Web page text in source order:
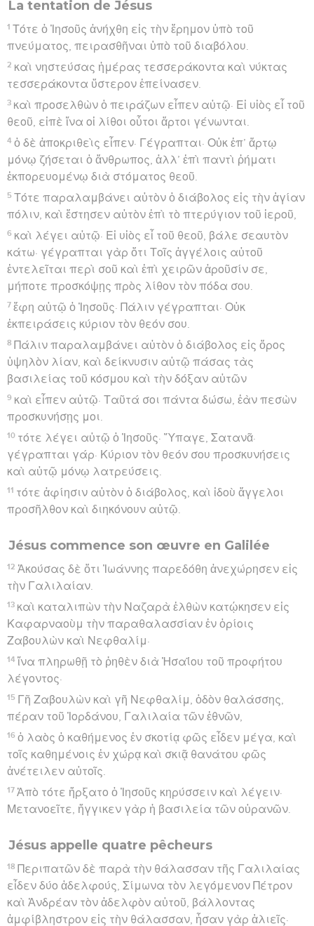
La tentation de Jésus
1 Τότε ὁ Ἰησοῦς ἀνήχθη εἰς τὴν ἔρημον ὑπὸ τοῦ
πνεύματος, πειρασθῆναι ὑπὸ τοῦ διαβόλου.
2 καὶ νηστεύσας ἡμέρας τεσσεράκοντα καὶ νύκτας
τεσσεράκοντα ὕστερον ἐπείνασεν.
3 καὶ προσελθὼν ὁ πειράζων εἶπεν αὐτῷ· Εἰ υἱὸς εἶ τοῦ
θεοῦ, εἰπὲ ἵνα οἱ λίθοι οὗτοι ἄρτοι γένωνται.
4 ὁ δὲ ἀποκριθεὶς εἶπεν· Γέγραπται· Οὐκ ἐπ’ ἄρτῳ
μόνῳ ζήσεται ὁ ἄνθρωπος, ἀλλ’ ἐπὶ παντὶ ῥήματι
ἐκπορευομένῳ διὰ στόματος θεοῦ.
5 Τότε παραλαμβάνει αὐτὸν ὁ διάβολος εἰς τὴν ἁγίαν
πόλιν, καὶ ἔστησεν αὐτὸν ἐπὶ τὸ πτερύγιον τοῦ ἱεροῦ,
6 καὶ λέγει αὐτῷ· Εἰ υἱὸς εἶ τοῦ θεοῦ, βάλε σεαυτὸν
κάτω· γέγραπται γὰρ ὅτι Τοῖς ἀγγέλοις αὐτοῦ
ἐντελεῖται περὶ σοῦ καὶ ἐπὶ χειρῶν ἀροῦσίν σε,
μήποτε προσκόψῃς πρὸς λίθον τὸν πόδα σου.
7 ἔφη αὐτῷ ὁ Ἰησοῦς· Πάλιν γέγραπται· Οὐκ
ἐκπειράσεις κύριον τὸν θεόν σου.
8 Πάλιν παραλαμβάνει αὐτὸν ὁ διάβολος εἰς ὄρος
ὑψηλὸν λίαν, καὶ δείκνυσιν αὐτῷ πάσας τὰς
βασιλείας τοῦ κόσμου καὶ τὴν δόξαν αὐτῶν
9 καὶ εἶπεν αὐτῷ· Ταῦτά σοι πάντα δώσω, ἐὰν πεσὼν
προσκυνήσῃς μοι.
10 τότε λέγει αὐτῷ ὁ Ἰησοῦς· Ὕπαγε, Σατανᾶ·
γέγραπται γάρ· Κύριον τὸν θεόν σου προσκυνήσεις
καὶ αὐτῷ μόνῳ λατρεύσεις.
11 τότε ἀφίησιν αὐτὸν ὁ διάβολος, καὶ ἰδοὺ ἄγγελοι
προσῆλθον καὶ διηκόνουν αὐτῷ.
Jésus commence son œuvre en Galilée
12 Ἀκούσας δὲ ὅτι Ἰωάννης παρεδόθη ἀνεχώρησεν εἰς
τὴν Γαλιλαίαν.
13 καὶ καταλιπὼν τὴν Ναζαρὰ ἐλθὼν κατῴκησεν εἰς
Καφαρναοὺμ τὴν παραθαλασσίαν ἐν ὁρίοις
Ζαβουλὼν καὶ Νεφθαλίμ·
14 ἵνα πληρωθῇ τὸ ῥηθὲν διὰ Ἠσαΐου τοῦ προφήτου
λέγοντος·
15 Γῆ Ζαβουλὼν καὶ γῆ Νεφθαλίμ, ὁδὸν θαλάσσης,
πέραν τοῦ Ἰορδάνου, Γαλιλαία τῶν ἐθνῶν,
16 ὁ λαὸς ὁ καθήμενος ἐν σκοτίᾳ φῶς εἶδεν μέγα, καὶ
τοῖς καθημένοις ἐν χώρᾳ καὶ σκιᾷ θανάτου φῶς
ἀνέτειλεν αὐτοῖς.
17 Ἀπὸ τότε ἤρξατο ὁ Ἰησοῦς κηρύσσειν καὶ λέγειν·
Μετανοεῖτε, ἤγγικεν γὰρ ἡ βασιλεία τῶν οὐρανῶν.
Jésus appelle quatre pêcheurs
18 Περιπατῶν δὲ παρὰ τὴν θάλασσαν τῆς Γαλιλαίας
εἶδεν δύο ἀδελφούς, Σίμωνα τὸν λεγόμενον Πέτρον
καὶ Ἀνδρέαν τὸν ἀδελφὸν αὐτοῦ, βάλλοντας
ἀμφίβληστρον εἰς τὴν θάλασσαν, ἦσαν γὰρ ἁλιεῖς·